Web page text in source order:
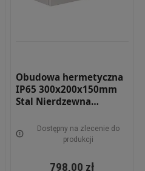
Obudowa hermetyczna
IP65 300x200x150mm
Stal Nierdzewna
płytą montażową RH-
321-SS-7035 Szafa
Dostępny na zlecenie do
produkcji
798,00 zł